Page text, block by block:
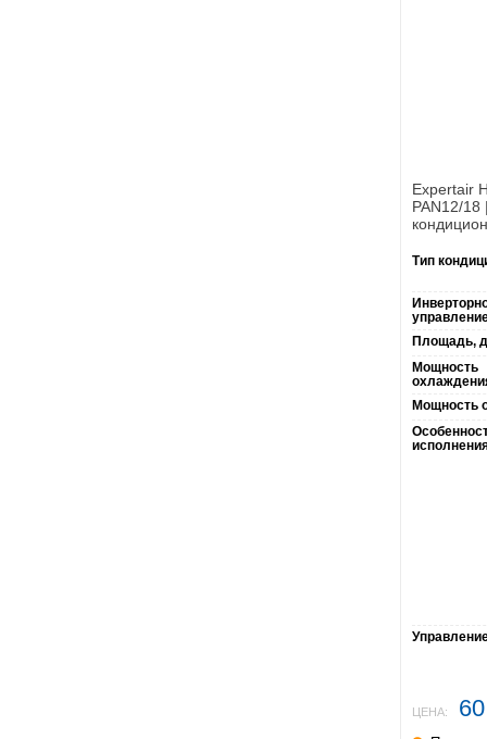
Expertair
PAN12/18
Тип
Площадь,
Мощность
Мощность
ЦЕНА: